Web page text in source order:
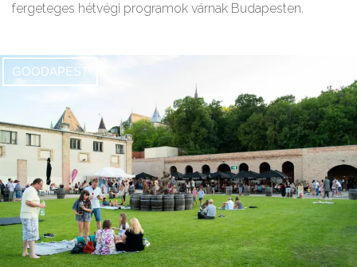
fergeteges hétvégi programok várnak Budapesten.
GOODAPEST